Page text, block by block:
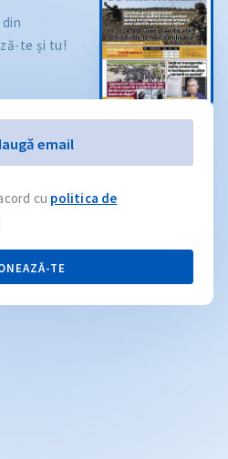
te și tu!
email
cu politica de
TE